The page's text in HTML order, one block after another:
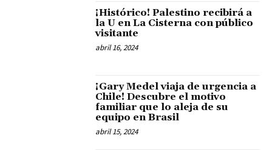
¡Histórico! Palestino recibirá a
la U en La Cisterna con público
visitante
abril 16, 2024
¡Gary Medel viaja de urgencia a
Chile! Descubre el motivo
familiar que lo aleja de su
equipo en Brasil
abril 15, 2024